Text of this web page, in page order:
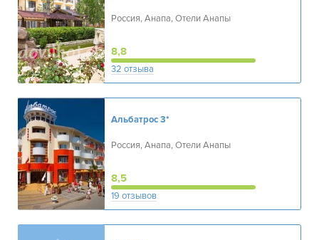
Россия, Анапа, Отели Анапы
8,8
32 отзыва
Альбатрос3*
Россия, Анапа, Отели Анапы
8,5
19 отзывов